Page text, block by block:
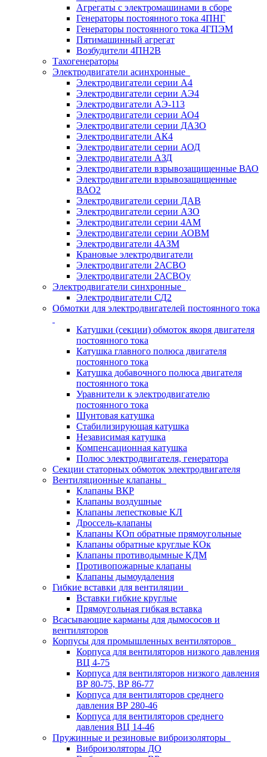
Агрегаты с электромашинами в сборе
Генераторы постоянного тока 4ПНГ
Генераторы постоянного тока 4ГПЭМ
Пятимашинный агрегат
Возбудители 4ПН2В
Тахогенераторы
Электродвигатели асинхронные
Электродвигатели серии А4
Электродвигатели серии АЭ4
Электродвигатели АЭ-113
Электродвигатели серии АО4
Электродвигатели серии ДАЗО
Электродвигатели АК4
Электродвигатели серии АОД
Электродвигатели АЗД
Электродвигатели взрывозащищенные ВАО
Электродвигатели взрывозащищенные
ВАО2
Электродвигатели серии ДАВ
Электродвигатели серии АЗО
Электродвигатели серии 4АМ
Электродвигатели серии АОВМ
Электродвигатели 4АЗМ
Крановые электродвигатели
Электродвигатели 2АСВО
Электродвигатели 2АСВОу
Электродвигатели синхронные
Электродвигатели СД2
Обмотки для электродвигателей постоянного тока
Катушки (секции) обмоток якоря двигателя
постоянного тока
Катушка главного полюса двигателя
постоянного тока
Катушка добавочного полюса двигателя
постоянного тока
Уравнители к электродвигателю
постоянного тока
Шунтовая катушка
Стабилизирующая катушка
Независимая катушка
Компенсационная катушка
Полюс электродвигателя, генератора
Секции статорных обмоток электродвигателя
Вентиляционные клапаны
Клапаны ВКР
Клапаны воздушные
Клапаны лепестковые КЛ
Дроссель-клапаны
Клапаны КОп обратные прямоугольные
Клапаны обратные круглые КОк
Клапаны противодымные КДМ
Противопожарные клапаны
Клапаны дымоудаления
Гибкие вставки для вентиляции
Вставки гибкие круглые
Прямоугольная гибкая вставка
Всасывающие карманы для дымососов и
вентиляторов
Корпусы для промышленных вентиляторов
Корпуса для вентиляторов низкого давления
ВЦ 4-75
Корпуса для вентиляторов низкого давления
ВР 80-75, ВР 86-77
Корпуса для вентиляторов среднего
давления ВР 280-46
Корпуса для вентиляторов среднего
давления ВЦ 14-46
Пружинные и резиновые виброизоляторы
Виброизоляторы ДО